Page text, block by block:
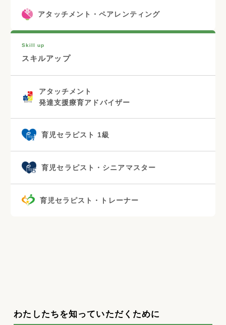
アタッチメント・ペアレンティング
Skill up
スキルアップ
アタッチメント
発達支援療育アドバイザー
育児セラピスト 1級
育児セラピスト・シニアマスター
育児セラピスト・トレーナー
わたしたちを知っていただくために